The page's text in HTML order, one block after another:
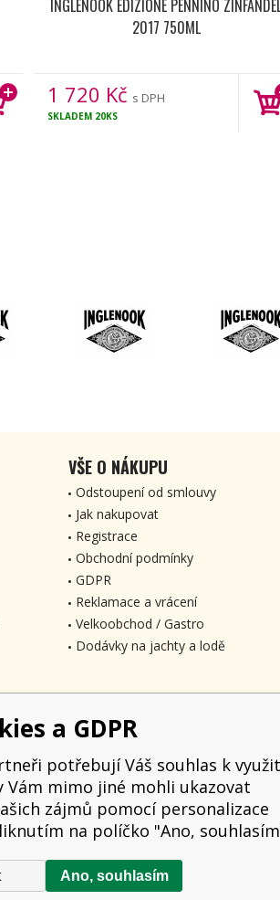
INGLENOOK EDIZIONE PENNINO
2017 750ML
1 720 Kč s DPH
SKLADEM 20KS
VŠE O NÁKUPU
Odstoupení od smlouvy
Jak nakupovat
Registrace
Obchodní podmínky
GDPR
Reklamace a vrácení
Velkoobchod / Gastro
Dodávky na jachty a lodě
a GDPR
potřebují Váš souhlas k
Vám mimo jiné mohli ukazovat
zájmů pomocí personalizace
na políčko "Ano,
Ano, souhlasím